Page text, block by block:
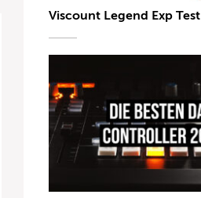
Viscount Legend Exp Test